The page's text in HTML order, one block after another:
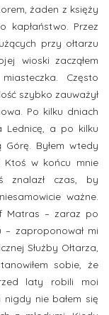
żaden z księży
Przez
przy ołtarzu
wioski zacząłem
Często
szybko zauważył
Po kilku dniach
Lednicę, a po kilku
Byłem wtedy
Ktoś w końcu mnie
znalazł czas, by
ważne.
Matras – zaraz po
– zaproponował mi
Służby Ołtarza,
sobie, że
laty robili moi
nie bałem się